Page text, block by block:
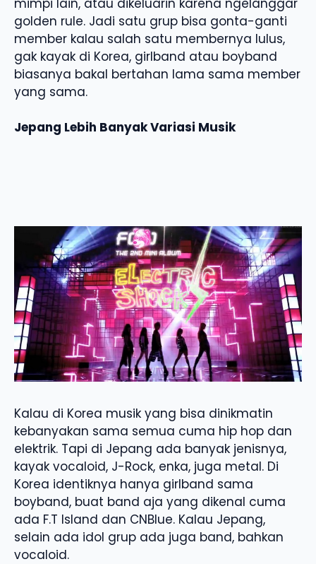
golden rule. Jadi satu grup bisa gonta-ganti
member kalau salah satu membernya lulus,
gak kayak di Korea, girlband atau boyband
biasanya bakal bertahan lama sama member
yang sama.
Jepang Lebih Banyak Variasi Musik
Kalau di Korea musik yang bisa dinikmatin
kebanyakan sama semua cuma hip hop dan
elektrik. Tapi di Jepang ada banyak jenisnya,
kayak vocaloid, J-Rock, enka, juga metal. Di
Korea identiknya hanya girlband sama
boyband, buat band aja yang dikenal cuma
ada F.T Island dan CNBlue. Kalau Jepang,
selain ada idol grup ada juga band, bahkan
vocaloid.